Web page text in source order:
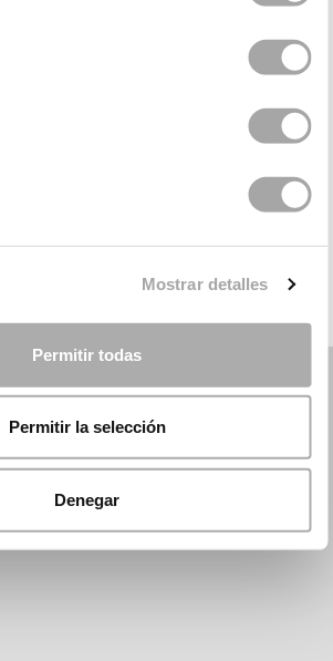
Mostrar detalles
Permitir todas
Permitir la selección
Denegar